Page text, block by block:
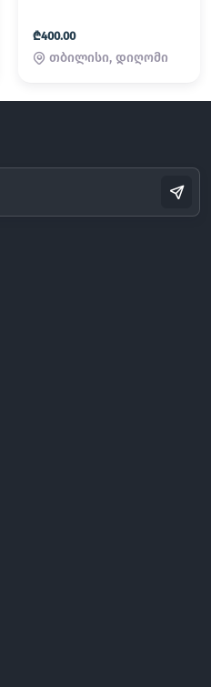
₾400.00
თბილისი, დიღომი